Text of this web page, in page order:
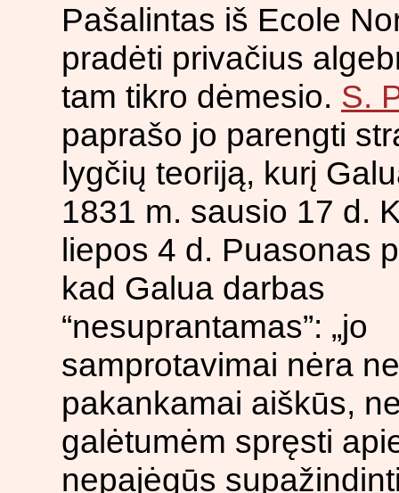
Pašalintas iš Ecole
pradėti privačius
tam tikro dėmesio. S.
paprašo jo parengti
lygčių teoriją, kurį
1831 m. sausio 17 d.
liepos 4 d. Puasonas
kad Galua darbas
“nesuprantamas”: „jo
samprotavimai nėra
pakankamai aiškūs,
galėtumėm spręsti
nepajėgūs